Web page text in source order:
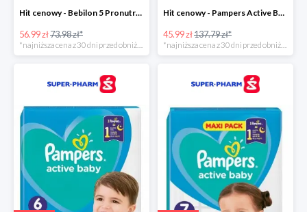
Hit cenowy - Bebilon 5 Pronutra Advance
56.99 zł73.98 zł*
*najniższa cena z 30 dni przed obniżką
Hit cenowy - Pampers Active Baby 5
45.99 zł137.79 zł*
*najniższa cena z 30 dni przed obniżką